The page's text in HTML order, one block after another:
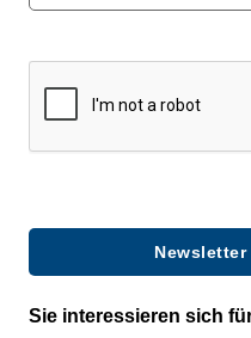
Sie interessieren sich